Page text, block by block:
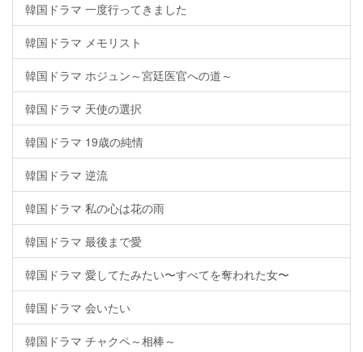
韓国ドラマ 一度行ってきました
韓国ドラマ メモリスト
韓国ドラマ ホジュン～宮廷医官への道～
韓国ドラマ 天使の選択
韓国ドラマ 19歳の純情
韓国ドラマ 逆流
韓国ドラマ 私の心は花の雨
韓国ドラマ 最後まで愛
韓国ドラマ 愛してたみたい〜すべてを奪われた女〜
韓国ドラマ 会いたい
韓国ドラマ チャクペ～相棒～